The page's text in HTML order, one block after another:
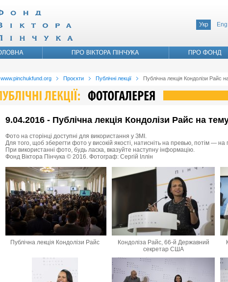
Укр Eng
www.pinchukfund.org Проєкти Публічні лекції Публічна лекція Кондолізи Райс
9.04.2016 - Публічна лекція Кондолізи Райс на
Фото на сторінці доступні для використання у ЗМІ.
Для того, щоб зберегти фото у високій якості, натисніть на превью, потім —
При використанні фото, будь ласка, вказуйте наступну інформацію.
Фонд Віктора Пінчука © 2016. Фотограф: Сергій Іллін
Публічна лекція Кондолізи Райс
Кондоліза Райс, 66-й Державний
секретар США